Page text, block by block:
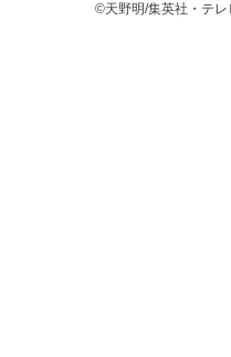
©天野明/集英社・テ